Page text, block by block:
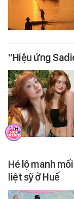
"Hiệu ứng
Hé lộ manh
liệt sỹ ở Huế